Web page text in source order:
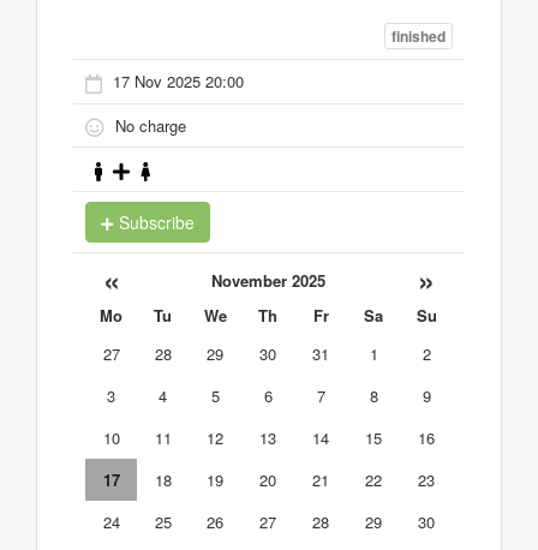
finished
17 Nov 2025 20:00
No charge
Subscribe
« November 2025 »
Mo Tu We Th Fr Sa
Su
27
28 29 30 31 1
2
3
4 5 6 7 8
9
10
11 12 13 14 15
16
17
18 19 20 21 22
23
24
25 26 27 28 29
30